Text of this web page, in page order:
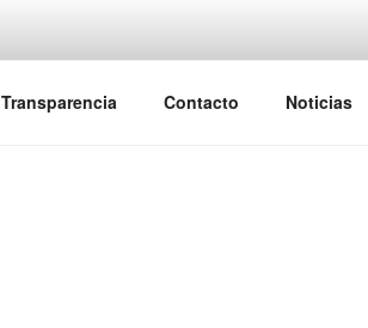
Transparencia Contacto Noticias